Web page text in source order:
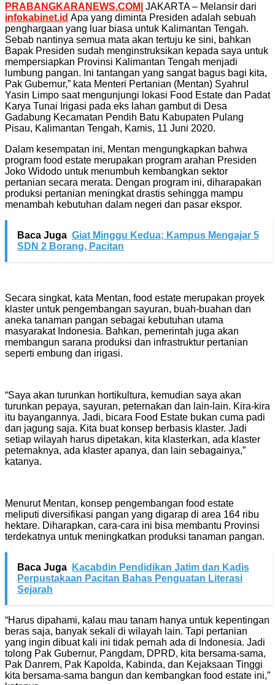
PRABANGKARANEWS.COM| JAKARTA – Melansir dari
infokabinet.id Apa yang diminta Presiden adalah sebuah
penghargaan yang luar biasa untuk Kalimantan Tengah.
Sebab nantinya semua mata akan tertuju ke sini, bahkan
Bapak Presiden sudah menginstruksikan kepada saya untuk
mempersiapkan Provinsi Kalimantan Tengah menjadi
lumbung pangan. Ini tantangan yang sangat bagus bagi kita,
Pak Gubernur,” kata Menteri Pertanian (Mentan) SyahruI
Yasin Limpo saat mengunjungi lokasi Food Estate dan Padat
Karya Tunai Irigasi pada eks lahan gambut di Desa
Gadabung Kecamatan Pendih Batu Kabupaten Pulang
Pisau, Kalimantan Tengah, Kamis, 11 Juni 2020.
Dalam kesempatan ini, Mentan mengungkapkan bahwa
program food estate merupakan program arahan Presiden
Joko Widodo untuk menumbuh kembangkan sektor
pertanian secara merata. Dengan program ini, diharapakan
produksi pertanian meningkat drastis sehingga mampu
menambah kebutuhan dalam negeri dan pasar ekspor.
Baca Juga Giat Minggu Kedua; Kampus Mengajar 5
SDN 2 Borang, Pacitan
Secara singkat, kata Mentan, food estate merupakan proyek
klaster untuk pengembangan sayuran, buah-buahan dan
aneka tanaman pangan sebagai kebutuhan utama
masyarakat Indonesia. Bahkan, pemerintah juga akan
membangun sarana produksi dan infrastruktur pertanian
seperti embung dan irigasi.
“Saya akan turunkan hortikultura, kemudian saya akan
turunkan pepaya, sayuran, peternakan dan lain-lain. Kira-kira
itu bayangannya. Jadi, bicara Food Estate bukan cuma padi
dan jagung saja. Kita buat konsep berbasis klaster. Jadi
setiap wilayah harus dipetakan, kita klasterkan, ada klaster
peternaknya, ada klaster apanya, dan lain sebagainya,”
katanya.
Menurut Mentan, konsep pengembangan food estate
meliputi diversifikasi pangan yang digarap di area 164 ribu
hektare. Diharapkan, cara-cara ini bisa membantu Provinsi
terdekatnya untuk meningkatkan produksi tanaman pangan.
Baca Juga
Kacabdin Pendidikan Jatim dan Kadis
Perpustakaan Pacitan Bahas Penguatan Literasi
Sejarah
“Harus dipahami, kalau mau tanam hanya untuk kepentingan
beras saja, banyak sekali di wilayah lain. Tapi pertanian
yang ingin dibuat kali ini tidak pernah ada di Indonesia. Jadi
tolong Pak Gubernur, Pangdam, DPRD, kita bersama-sama,
Pak Danrem, Pak Kapolda, Kabinda, dan Kejaksaan Tinggi
kita bersama-sama bangun dan kembangkan food estate ini,”